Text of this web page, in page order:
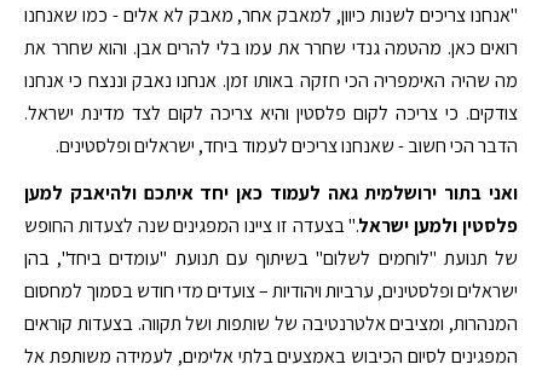
"אנחנו צריכים לשנות כיוון, למאבק אחר, מאבק לא אלים - כמו שאנחנו
רואים כאן. מהטמה גנדי שחרר את עמו בלי להרים אבן. והוא שחרר את
מה שהיה האימפריה הכי חזקה באותו זמן. אנחנו נאבק וננצח כי אנחנו
צודקים. כי צריכה לקום פלסטין והיא צריכה לקום לצד מדינת ישראל.
הדבר הכי חשוב - שאנחנו צריכים לעמוד ביחד, ישראלים ופלסטינים.
ואני בתור ירושלמית גאה לעמוד כאן יחד איתכם ולהיאבק למען
פלסטין ולמען ישראל." בצעדה זו ציינו המפגינים שנה לצעדות החופש
של תנועת "לוחמים לשלום" בשיתוף עם תנועת "עומדים ביחד", בהן
ישראלים ופלסטינים, ערביות ויהודיות – צועדים מדי חודש בסמוך למחסום
המנהרות, ומציבים אלטרנטיבה של שותפות ושל תקווה. בצעדות קוראים
המפגינים לסיום הכיבוש באמצעים בלתי אלימים, לעמידה משותפת אל